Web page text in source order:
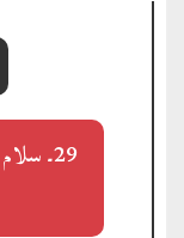
29۔